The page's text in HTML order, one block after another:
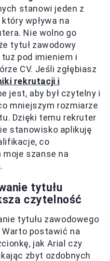
stanowi jeden z
wpływa na
Nie wolno go
tytuł zawodowy
pod imieniem i
CV. Jeśli zgłębiasz
rekrutacji i
jest, aby był czytelny i
mniejszym rozmiarze
Dzięki temu rekruter
stanowisko aplikuję
co
szanse na
tytułu
czytelność
tytułu zawodowego
postawić na
jak Arial czy
zbyt ozdobnych